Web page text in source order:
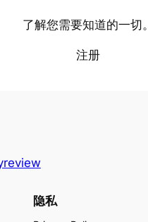
了解您需要知道的一切。
注册
隐私